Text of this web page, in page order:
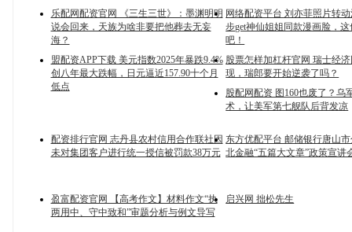
乐配网配资官网 《三生三世》：墨渊明明
说会回来，天族为啥非要把他葬去无妄
海？
网络配资平台 刘亦菲照片转
步get神仙姐姐同款漫画脸，
吧！
盟配资APP下载 美元指数2025年暴跌9.4%
创八年最大跌幅，日元逼近157.90十个月
低点
股票怎样加杠杆官网 瑞士经
现，瑞郎要开始逆袭了吗？
股配网配资 图160也废了？乌
术，让美军第七舰队后背发凉
配资排行官网 志丹县农村信用合作联社因
未对集团客户进行统一授信被罚款38万元
东方优配平台 邮储银行唐山
北金融“五篇大文章”政策宣讲
盈富配资官网 【高考作文】材料作文“执
两用中、守中致和”审题分析与例文导写
启兴网 拙松先生